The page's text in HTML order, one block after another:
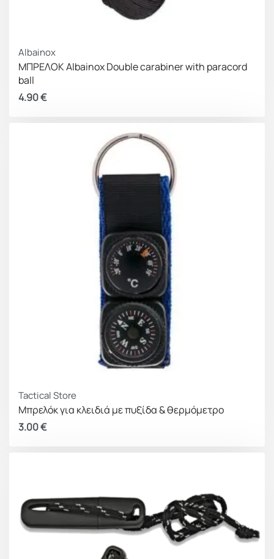
Albainox
ΜΠΡΕΛΟΚ Albainox Double carabiner with paracord
ball
4.90€
Tactical Store
Μπρελόκ για κλειδιά με πυξίδα & θερμόμετρο
3.00€